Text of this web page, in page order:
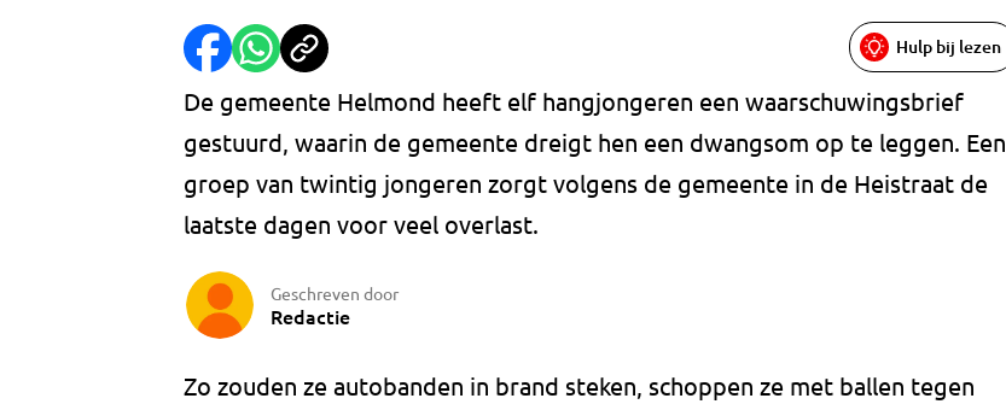
Hulp bij lezen
De gemeente Helmond heeft elf hangjongeren een waarschuwingsbrief
gestuurd, waarin de gemeente dreigt hen een dwangsom op te leggen. Een
groep van twintig jongeren zorgt volgens de gemeente in de Heistraat de
laatste dagen voor veel overlast.
Geschreven door
Redactie
Zo zouden ze autobanden in brand steken, schoppen ze met ballen tegen